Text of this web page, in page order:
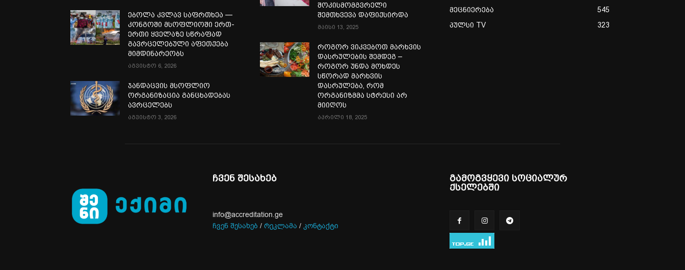
ებოლა კვლავ საფრთხეა —
კონგოში მსოფლიოში ერთ-
ერთი ყველაზე სწრაფად
გავრცელებული აფეთქება
მიმდინარეობს
აგვისტო 6, 2026
ჯანდაცვის მსოფლიო
ორგანიზაცია განცხადებას
ავრცელებს
აგვისტო 3, 2026
შოკისმომგვრელი
შემთხვევა დაფიქსირდა
მაისი 13, 2025
როგორ ვიკვებოთ მარხვის
დასრულების შემდეგ –
როგორ უნდა მოხდეს
სწორად მარხვის
დასრულება, რომ
ორგანიზმმა სტრესი არ
მიიღოს
აპრილი 18, 2025
მეცნიერება
545
პულსი TV
323
ჩვენ შესახებ
info@accreditation.ge
ჩვენ შესახებ / რეკლამა / კონტაქტი
გამოგვყევი სოციალურ
ქსელებში